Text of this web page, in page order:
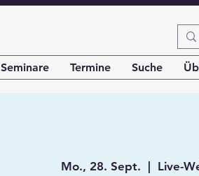
Seminare Termine Suche
Mo., 28. Sept.
  |
Live-